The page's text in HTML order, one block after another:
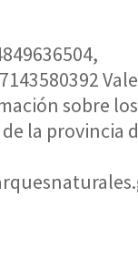
sobre
la provincia